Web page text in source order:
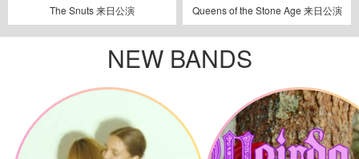
The Snuts 来日公演 Queens of the Stone Age 来日公演
NEW BANDS